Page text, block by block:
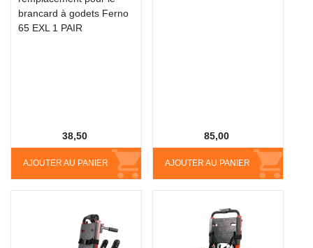
brancard à godets Ferno
65 EXL 1 PAIR
AJOUTER AU PANIER
38,50
AJOUTER AU PANIER
85,00